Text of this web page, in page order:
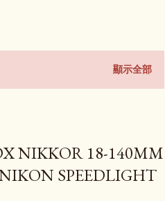
顯示全部
NIKKOR 18-140MM
SPEEDLIGHT